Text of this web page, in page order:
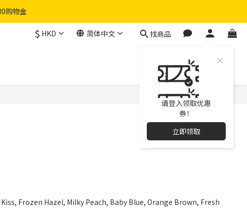
购物金
$ HKD 简体中文 找商品
请登入领取优惠
券！
立即领取
Frozen Hazel, Milky Peach, Baby Blue, Orange Brown, Fresh